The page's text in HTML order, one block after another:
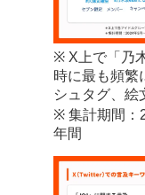
※ X上で「乃
時に最も頻繁
シュタグ、絵
※ 集計期間：
年間